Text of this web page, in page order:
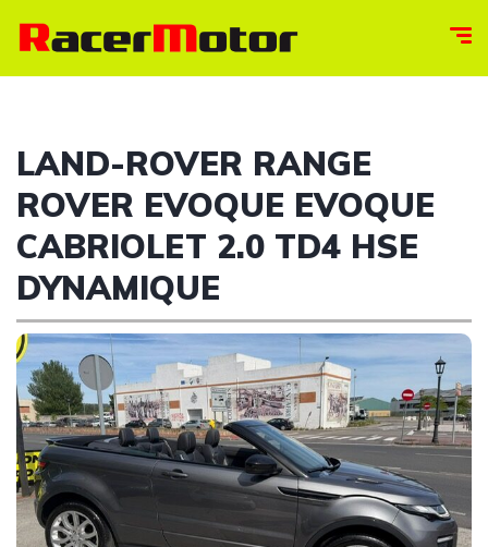
LAND-ROVER RANGE
ROVER EVOQUE EVOQUE
CABRIOLET 2.0 TD4 HSE
DYNAMIQUE